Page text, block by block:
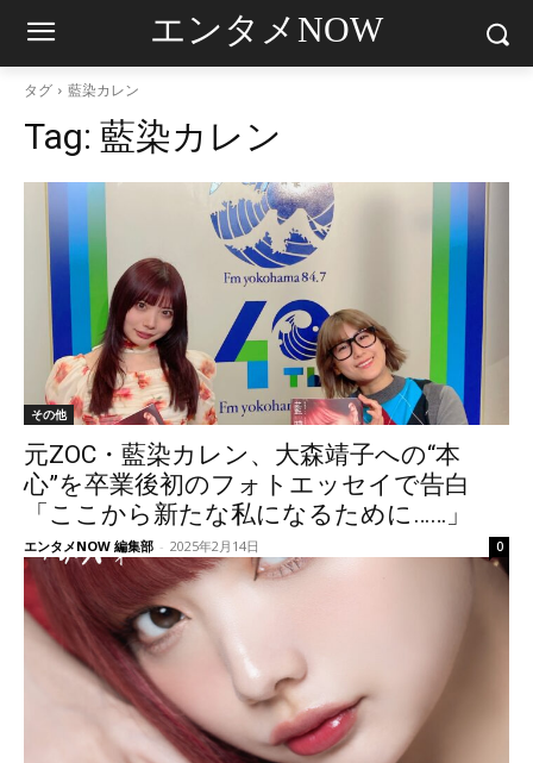
エンタメNOW
タグ 藍染カレン
Tag: 藍染カレン
その他
元ZOC・藍染カレン、大森靖子への“本
心”を卒業後初のフォトエッセイで告白
「ここから新たな私になるために……」
エンタメNOW 編集部 - 2025年2月14日 0